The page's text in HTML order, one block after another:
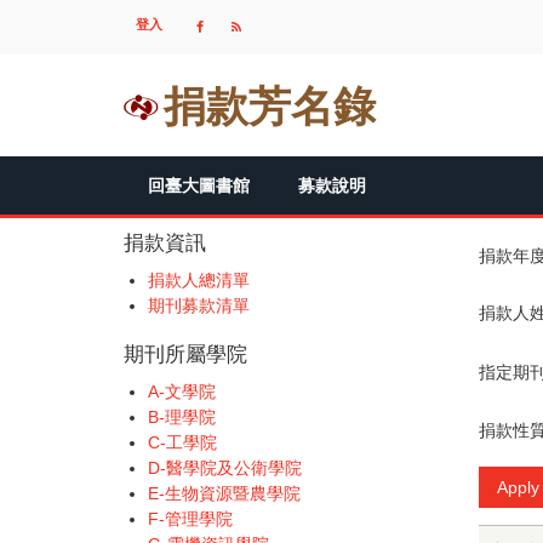
USER
登入
捐款芳名錄
MAIN
回臺大圖書館 募款說明
捐款資訊
捐款人總清單
期刊募款清單
期刊所屬學院
A-文學院
B-理學院
C-工學院
D-醫學院及公衛學院
E-生物資源暨農學院
F-管理學院
捐款年
捐款人
指定期刊
捐款性